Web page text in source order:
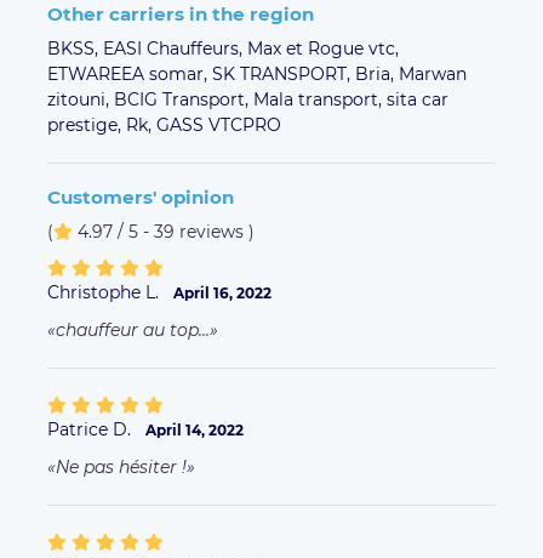
Other carriers in the region
BKSS, EASI Chauffeurs, Max et Rogue vtc,
ETWAREEA somar, SK TRANSPORT, Bria, Marwan
zitouni, BCIG Transport, Mala transport, sita car
prestige, Rk, GASS VTCPRO
Customers' opinion
( 4.97 / 5 - 39 reviews )
Christophe L. April 16, 2022
chauffeur au top...
Patrice D. April 14, 2022
Ne pas hésiter !